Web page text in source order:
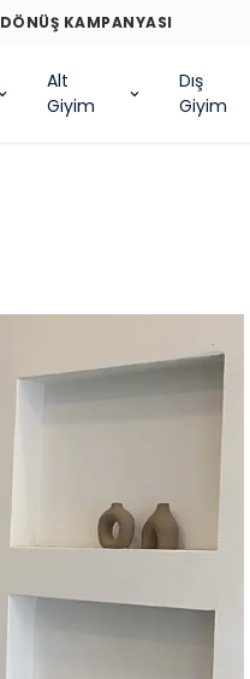
KAMPANYASI
Alt
Giyim
Dış
Giyim